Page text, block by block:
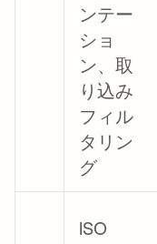
ンテー
ショ
ン、取
り込み
フィル
タリン
グ
ISO